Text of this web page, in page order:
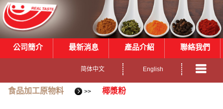
公司簡介 最新消息 產品介紹 聯絡我們
简体中文 English
食品加工原物料 >> 椰漿粉